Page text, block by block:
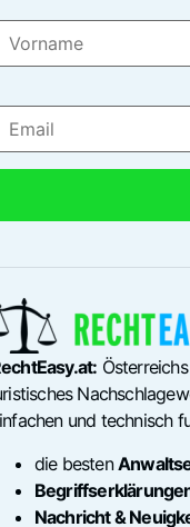
und technisch
die besten
Nachricht &